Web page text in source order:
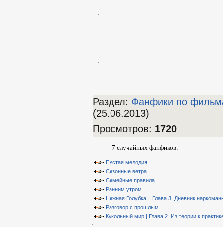
Раздел: Фанфики по
(25.06.2013)
Просмотров: 1720
7 случайных фанфиков:
Пустая мелодия
Сезонные ветра.
Семейные правила
Ранним утром
Нежная Голубка. | Глава 3. Дневник
Разговор с прошлым
Кукольный мир | Глава 2. Из теории к